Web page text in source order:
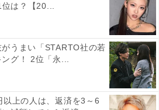
位は？【20...
がうまい「STARTO社の若
グ！ 2位「永...
以上の人は、返済を3～6